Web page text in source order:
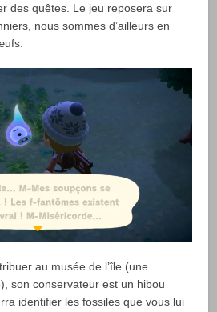
des quêtes. Le jeu reposera sur
nous sommes d’ailleurs en
au musée de l’île (une
son conservateur est un hibou
identifier les fossiles que vous lui